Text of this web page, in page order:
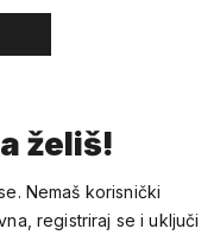
želiš!
Nemaš korisnički
registriraj se i uključi